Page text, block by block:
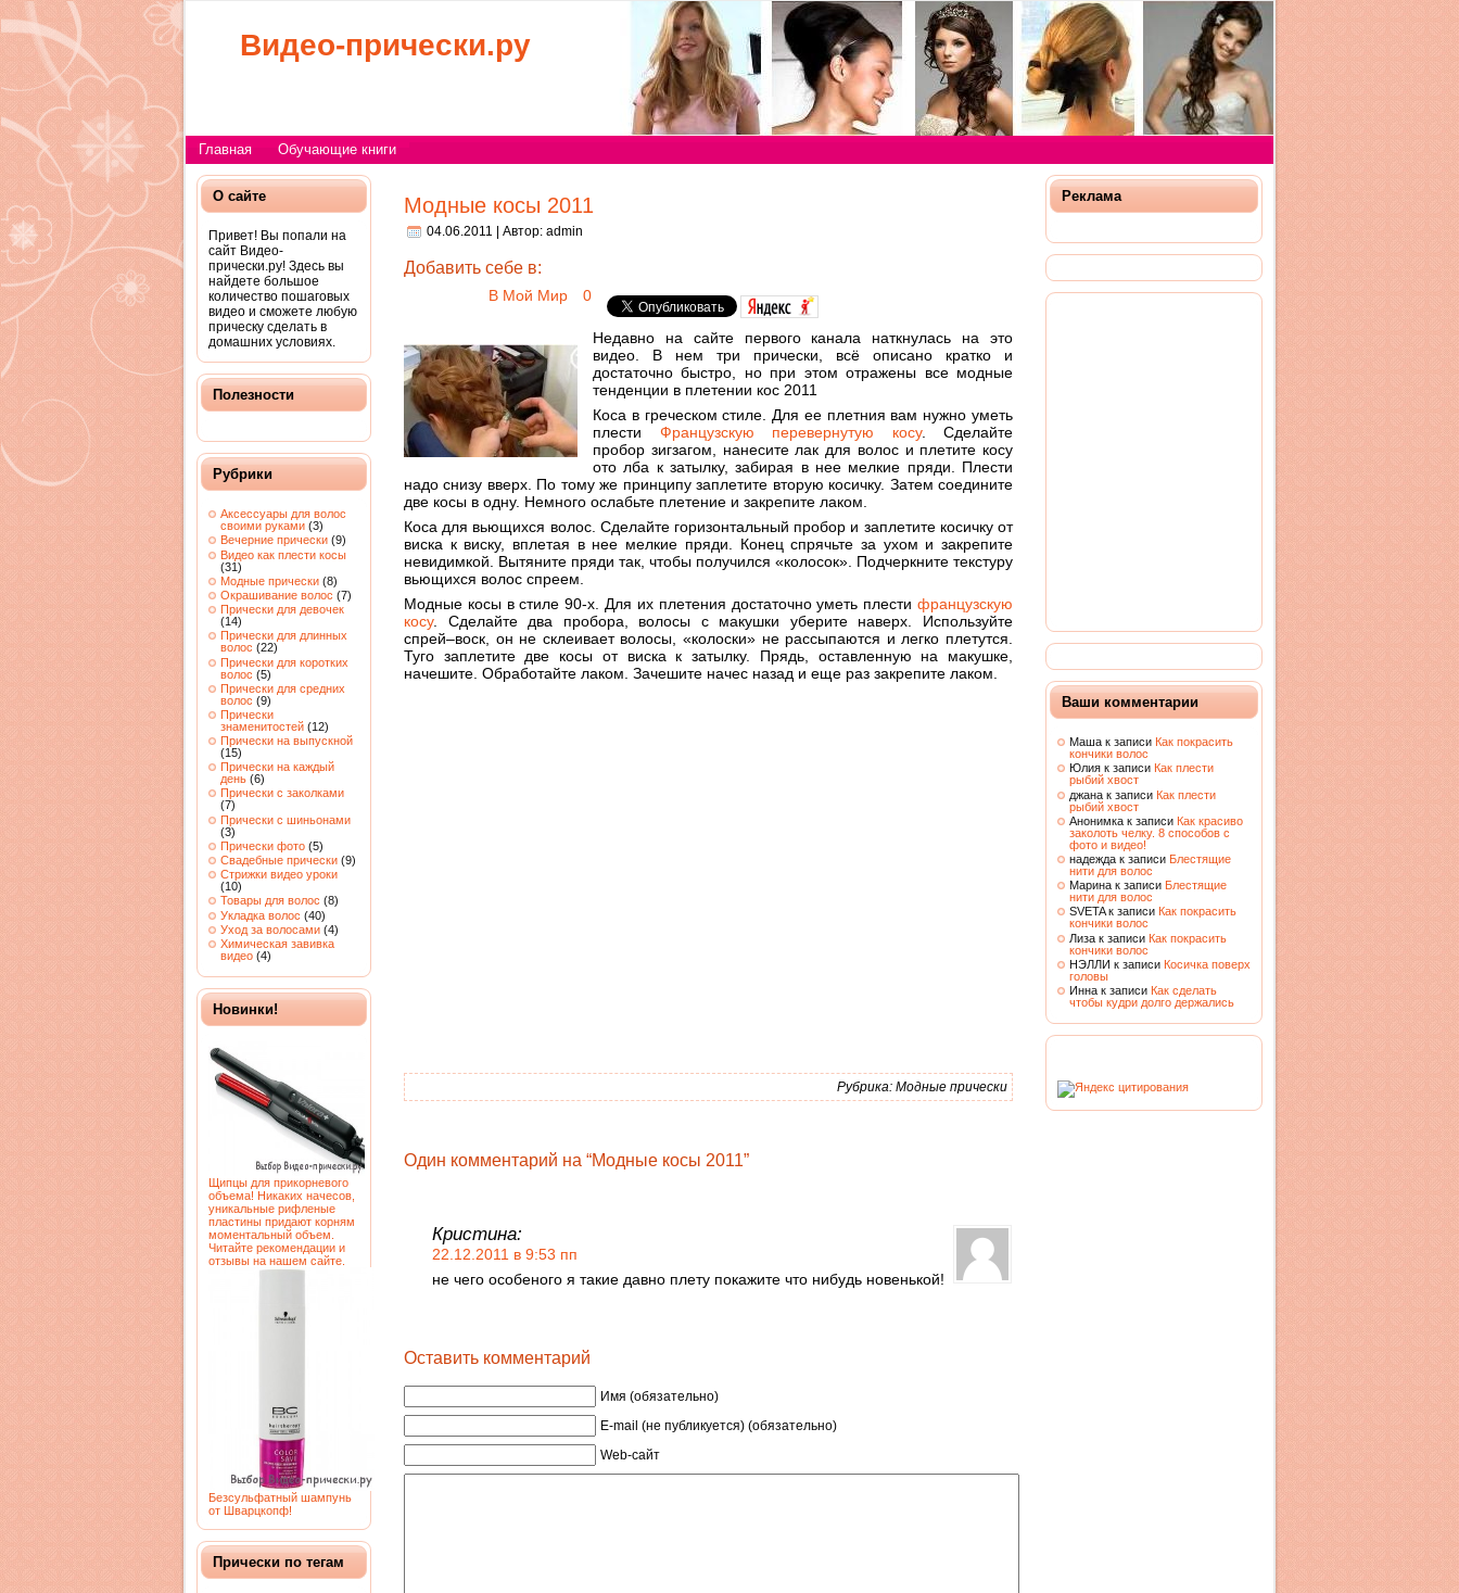
Видео-прически.ру
Главная Обучающие книги
О сайте
Привет! Вы попали на
сайт Видео-
прически.ру! Здесь вы
найдете большое
количество пошаговых
видео и сможете любую
прическу сделать в
домашних условиях.
Полезности
Рубрики
Аксессуары для волос
своими руками (3)
Вечерние прически (9)
Видео как плести косы
(31)
Модные прически (8)
Окрашивание волос (7)
Прически для девочек
(14)
Прически для длинных
волос (22)
Прически для коротких
волос (5)
Прически для средних
волос (9)
Прически
знаменитостей (12)
Прически на выпускной
(15)
Прически на каждый
день (6)
Прически с заколками
(7)
Прически с шиньонами
(3)
Прически фото (5)
Свадебные прически (9)
Стрижки видео уроки
(10)
Товары для волос (8)
Укладка волос (40)
Уход за волосами (4)
Химическая завивка
видео (4)
Новинки!
Щипцы для прикорневого
объема! Никаких начесов,
уникальные рифленые
пластины придают корням
моментальный объем.
Читайте рекомендации и
отзывы на нашем сайте.
Безсульфатный шампунь
от Шварцкопф!
Прически по тегам
Модные косы 2011
04.06.2011 | Автор: admin
Добавить себе в:
В Мой Мир 0
Недавно на сайте первого канала наткнулась на это
видео. В нем три прически, всё описано кратко и
достаточно быстро, но при этом отражены все модные
тенденции в плетении кос 2011
Коса в греческом стиле. Для ее плетния вам нужно уметь
плести Французскую перевернутую косу. Сделайте
пробор зигзагом, нанесите лак для волос и плетите косу
ото лба к затылку, забирая в нее мелкие пряди. Плести
надо снизу вверх. По тому же принципу заплетите вторую косичку. Затем соедините
две косы в одну. Немного ослабьте плетение и закрепите лаком.
Коса для вьющихся волос. Сделайте горизонтальный пробор и заплетите косичку от
виска к виску, вплетая в нее мелкие пряди. Конец спрячьте за ухом и закрепите
невидимкой. Вытяните пряди так, чтобы получился «колосок». Подчеркните текстуру
вьющихся волос спреем.
Модные косы в стиле 90-х. Для их плетения достаточно уметь плести французскую
косу. Сделайте два пробора, волосы с макушки уберите наверх. Используйте
спрей–воск, он не склеивает волосы, «колоски» не рассыпаются и легко плетутся.
Туго заплетите две косы от виска к затылку. Прядь, оставленную на макушке,
начешите. Обработайте лаком. Зачешите начес назад и еще раз закрепите лаком.
Рубрика: Модные прически
Один комментарий на “Модные косы 2011”
Кристина:
22.12.2011 в 9:53 пп
не чего особеного я такие давно плету покажите что нибудь новенькой!
Оставить комментарий
Имя (обязательно)
E-mail (не публикуется) (обязательно)
Web-сайт
Реклама
Ваши комментарии
Маша к записи Как покрасить
кончики волос
Юлия к записи Как плести
рыбий хвост
джана к записи Как плести
рыбий хвост
Анонимка к записи Как красиво
заколоть челку. 8 способов с
фото и видео!
надежда к записи Блестящие
нити для волос
Марина к записи Блестящие
нити для волос
SVETA к записи Как покрасить
кончики волос
Лиза к записи Как покрасить
кончики волос
НЭЛЛИ к записи Косичка поверх
головы
Инна к записи Как сделать
чтобы кудри долго держались